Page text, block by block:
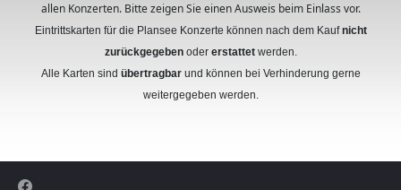
allen Konzerten. Bitte zeigen Sie einen Ausweis beim Einlass vor.
Eintrittskarten für die Plansee Konzerte können nach dem Kaufnicht
zurückgegebenoder erstattetwerden.
Alle Karten sind übertragbarund können bei Verhinderung gerne
weitergegeben werden.